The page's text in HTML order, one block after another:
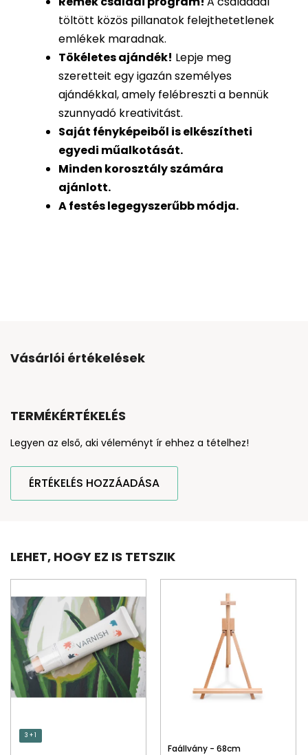
töltött közös pillanatok felejthetetlenek
emlékek maradnak.
Tökéletes ajándék! Lepje meg
szeretteit egy igazán személyes
ajándékkal, amely felébreszti a bennük
szunnyadó kreativitást.
Saját fényképeiből iselkészítheti
egyedi műalkotását.
Minden korosztály számára
ajánlott.
A festés legegyszerűbb módja.
Vásárlói értékelések
TERMÉKÉRTÉKELÉS
Legyen az első, aki véleményt ír ehhez a tételhez!
ÉRTÉKELÉS HOZZÁADÁSA
LEHET, HOGY EZ IS TETSZIK
3 + 1
Faállvány - 68cm